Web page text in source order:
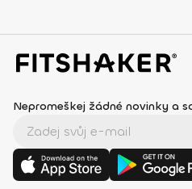
Nepromeškej žádné novinky a